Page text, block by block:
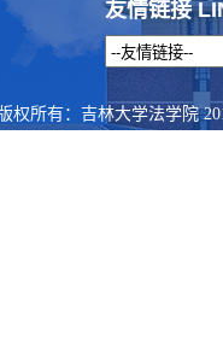
友情链接
权所有：吉林大学法学院